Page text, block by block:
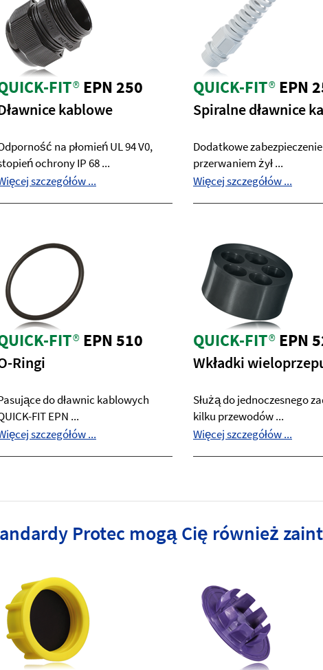
FIT®EPN 250
kablowe
na płomień UL 94 V0,
ochrony IP 68 ...
szczegółów ...
QUICK-FIT®EPN
Spiralne dławnice
Dodatkowe
przerwaniem żył ...
Więcej szczegółów ...
FIT®EPN 510
Ringi
do dławnic kablowych
FIT EPN ...
szczegółów ...
QUICK-FIT®EPN
Wkładki
Służą do jednoczesnego
kilku przewodów ...
Więcej szczegółów ...
Protec mogą Cię również